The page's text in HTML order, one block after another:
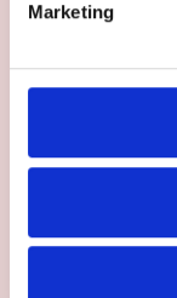
Marketing